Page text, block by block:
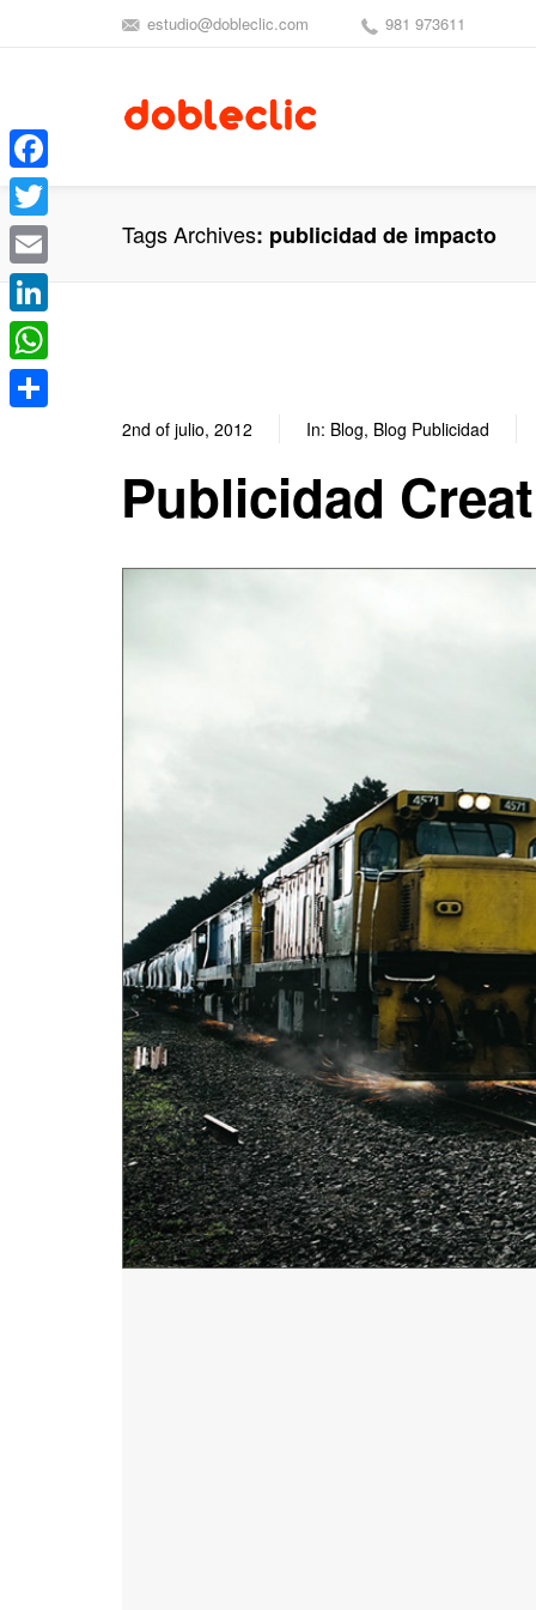
estudio@dobleclic.com 981 973611
Tags Archives publicidad de impacto
2nd of julio, 2012 In: Blog, Blog Publicidad
Publicidad
Facebook
Twitter
Email
LinkedIn
WhatsApp